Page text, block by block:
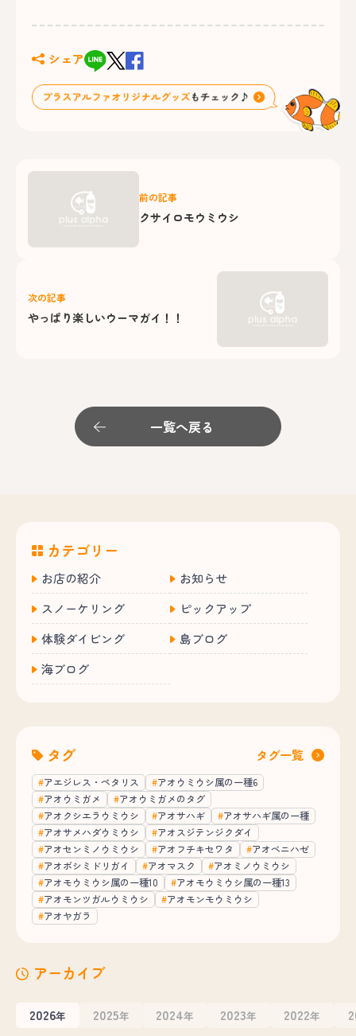
シェア
前の記事
クサイロモウミウシ
次の記事
やっぱり楽しいウーマガイ！！
一覧へ戻る
カテゴリー
お店の紹介
お知らせ
スノーケリング
ピックアップ
体験ダイビング
島ブログ
海ブログ
タグ タグ一覧
アエジレス・ペタリス
アオウミウシ属の一種6
アオウミガメ
アオウミガメのタグ
アオクシエラウミウシ
アオサハギ
アオサハギ属の一種
アオサメハダウミウシ
アオスジテンジクダイ
アオセンミノウミウシ
アオフチキセワタ
アオベニハゼ
アオボシミドリガイ
アオマスク
アオミノウミウシ
アオモウミウシ属の一種10
アオモウミウシ属の一種13
アオモンツガルウミウシ
アオモンモウミウシ
アオヤガラ
アーカイブ
2026年 2025年 2024年 2023年 2022年